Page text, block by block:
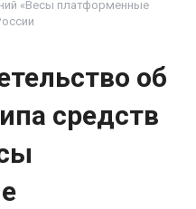
«Весы платформенные
об
средств